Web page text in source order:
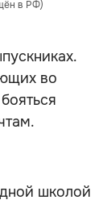
в РФ)
во
школой